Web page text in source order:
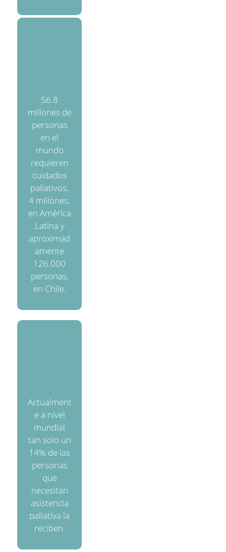
56.8
millones de
personas
en el
mundo
requieren
cuidados
paliativos;
4 millones,
en América
Latina y
aproximad
amente
126.000
personas,
en Chile.
Actualment
e a nivel
mundial
tan solo un
14% de las
personas
que
necesitan
asistencia
paliativa la
reciben.